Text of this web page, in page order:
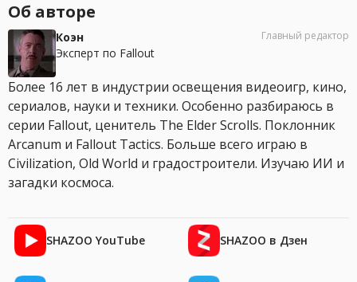
Об авторе
Коэн
Эксперт по Fallout
Главный редактор
Более 16 лет в индустрии освещения видеоигр, кино,
сериалов, науки и техники. Особенно разбираюсь в
серии Fallout, ценитель The Elder Scrolls. Поклонник
Arcanum и Fallout Tactics. Больше всего играю в
Civilization, Old World и градостроители. Изучаю ИИ и
загадки космоса.
SHAZOO YouTube SHAZOO в Дзен